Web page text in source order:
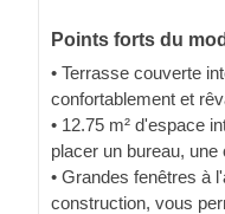
Points forts du
• Terrasse couverte
confortablement et
• 12.75 m² d'espace
placer un bureau,
• Grandes fenêtres à
construction, vous